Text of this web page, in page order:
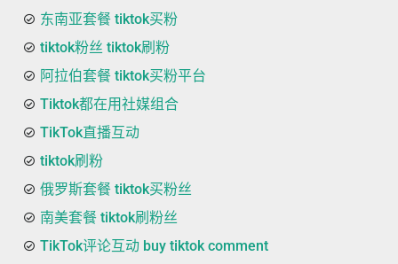
东南亚套餐 tiktok买粉
tiktok粉丝 tiktok刷粉
阿拉伯套餐 tiktok买粉平台
Tiktok都在用社媒组合
TikTok直播互动
tiktok刷粉
俄罗斯套餐 tiktok买粉丝
南美套餐 tiktok刷粉丝
TikTok评论互动 buy tiktok comment